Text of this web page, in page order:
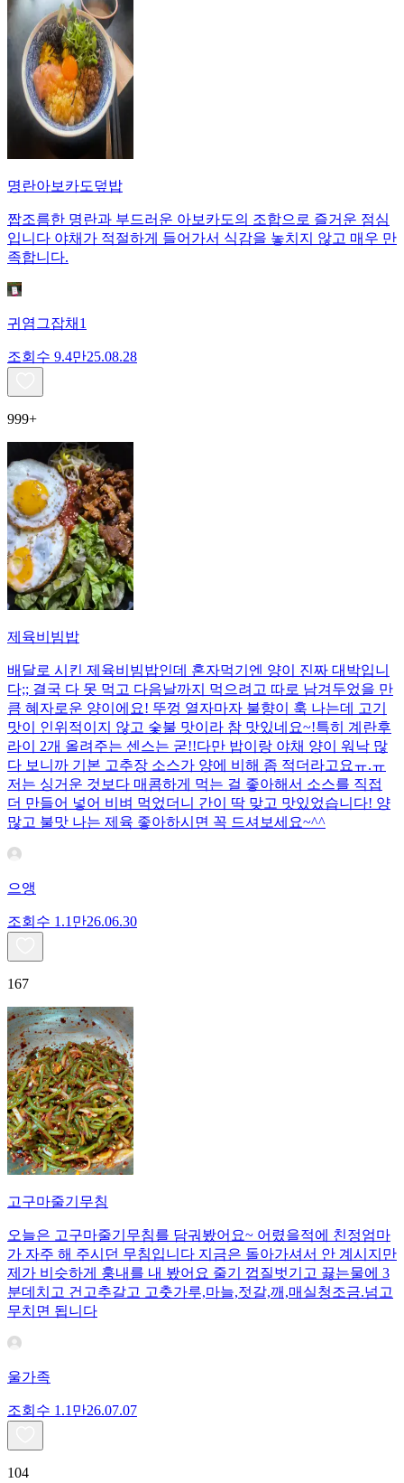
명란아보카도덮밥
짭조름한 명란과 부드러운 아보카도의 조합으로 즐거운 점심
입니다 야채가 적절하게 들어가서 식감을 놓치지 않고 매우 만
족합니다.
귀염그잡채1
조회수 9.4만25.08.28
999+
제육비빔밥
배달로 시킨 제육비빔밥인데 혼자먹기엔 양이 진짜 대박입니
다;; 결국 다 못 먹고 다음날까지 먹으려고 따로 남겨두었을 만
큼 혜자로운 양이에요! 뚜껑 열자마자 불향이 훅 나는데 고기
맛이 인위적이지 않고 숯불 맛이라 참 맛있네요~!특히 계란후
라이 2개 올려주는 센스는 굳!! ​다만 밥이랑 야채 양이 워낙 많
다 보니까 기본 고추장 소스가 양에 비해 좀 적더라고요ㅠ.ㅠ
저는 싱거운 것보다 매콤하게 먹는 걸 좋아해서 소스를 직접
더 만들어 넣어 비벼 먹었더니 간이 딱 맞고 맛있었습니다! 양
많고 불맛 나는 제육 좋아하시면 꼭 드셔보세요~^^
으앵
조회수 1.1만26.06.30
167
고구마줄기무침
오늘은 고구마줄기무침를 담궈봤어요~ 어렸을적에 친정엄마
가 자주 해 주시던 무침입니다 지금은 돌아가셔서 안 계시지만
제가 비슷하게 훙내를 내 봤어요 줄기 껍질벗기고 끓는물에 3
분데치고 건고추갈고 고춧가루,마늘,젓갈,깨,매실청조금.넘고
무치면 됩니다
울가족
조회수 1.1만26.07.07
104